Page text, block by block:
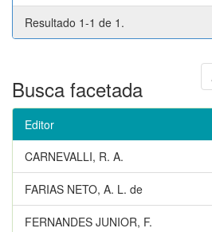
Resultado 1-1 de 1.
Busca facetada
Editor
CARNEVALLI, R. A.
FARIAS NETO, A. L. de
FERNANDES JUNIOR, F.